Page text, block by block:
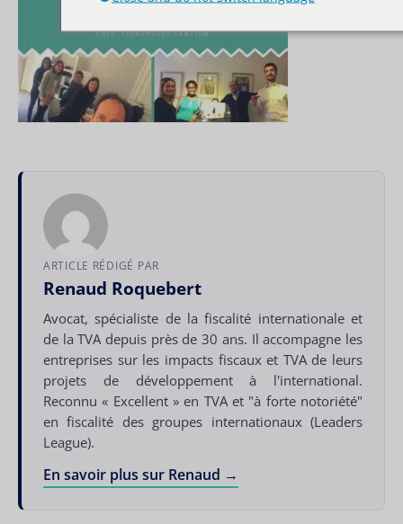
ARTICLE RÉDIGÉ PAR
Renaud Roquebert
Avocat, spécialiste de la fiscalité internationale et
de la TVA depuis près de 30 ans. Il accompagne les
entreprises sur les impacts fiscaux et TVA de leurs
projets de développement à l'international.
Reconnu « Excellent » en TVA et "à forte notoriété"
en fiscalité des groupes internationaux (Leaders
League).
En savoir plus sur Renaud →